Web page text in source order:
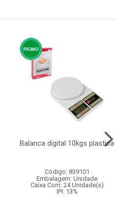
Balanca digital 10kgs plastica
Código: 839101
Embalagem: Unidade
Caixa Com: 24 Unidade(s)
IPI: 13%